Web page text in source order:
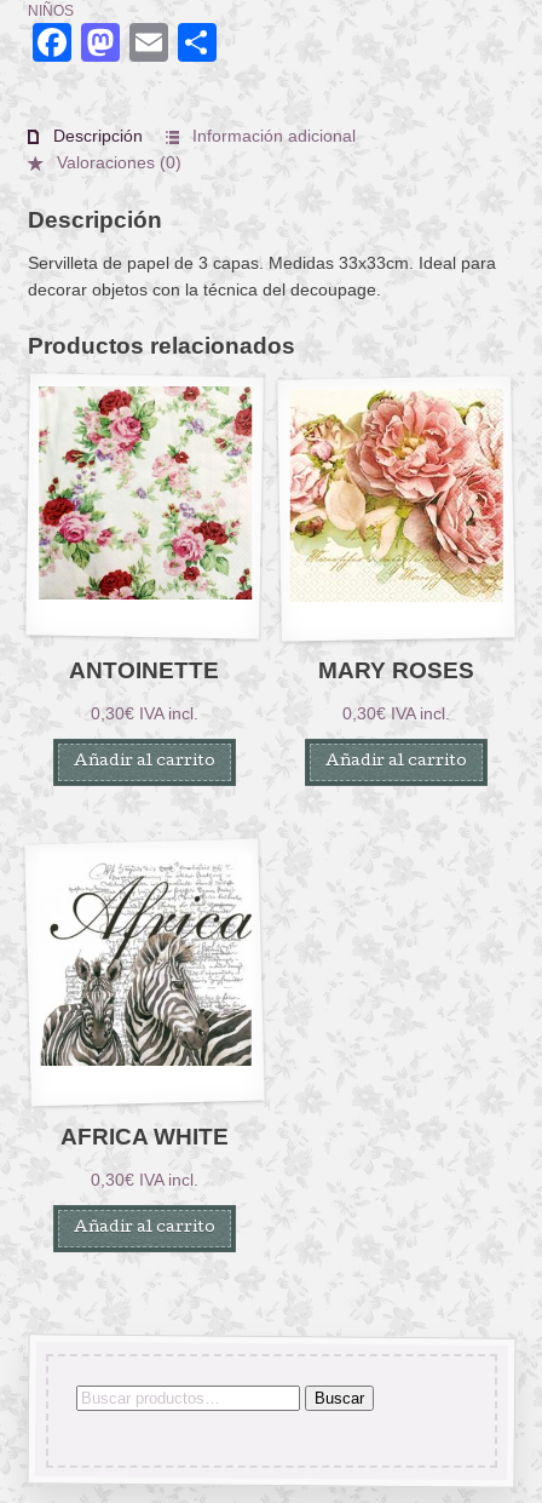
NIÑOS
Facebook
Mastodon
Email
Descripción
Información adicional
Valoraciones (0)
Descripción
Servilleta de papel de 3 capas. Medidas 33x33cm. Ideal para
decorar objetos con la técnica del decoupage.
Productos relacionados
ANTOINETTE
0,30€ IVA incl.
Añadir al carrito
MARY ROSES
0,30€ IVA incl.
Añadir al carrito
AFRICA WHITE
0,30€ IVA incl.
Añadir al carrito
Buscar
Buscar